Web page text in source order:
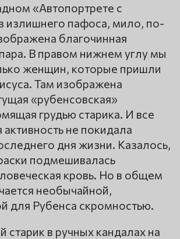
«Автопортрете с
излишнего пафоса, мило, по-
благочинная
В правом нижнем углу мы
женщин, которые пришли
Там изображена
«рубенсовская»
грудью старика. И все
не покидала
дня жизни. Казалось,
подмешивалась
кровь. Но в общем
необычайной,
для Рубенса скромностью.
в ручных кандалах на